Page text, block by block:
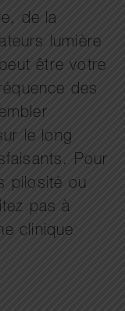
de la
lumière
être votre
des
le long
Pour
pilosité ou
pas à
clinique